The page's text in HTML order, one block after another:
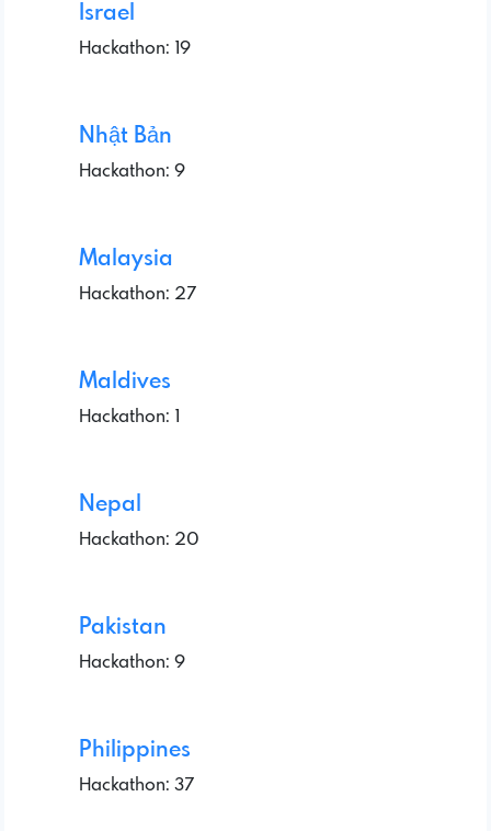
Israel
Hackathon: 19
Nhật Bản
Hackathon: 9
Malaysia
Hackathon: 27
Maldives
Hackathon: 1
Nepal
Hackathon: 20
Pakistan
Hackathon: 9
Philippines
Hackathon: 37